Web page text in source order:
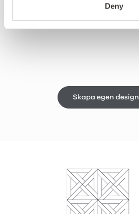
Deny
Skapa egen design